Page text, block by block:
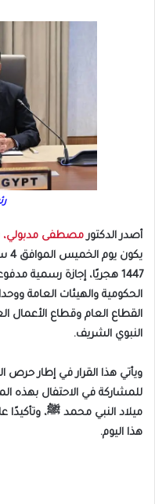
أصدر الدكتور مصطفى مدبولي،
1447 هجريًا، إجازة رسمية
الحكومية والهيئات العامة
القطاع العام وقطاع الأعمال
النبوي الشريف.
ويأتي هذا القرار في إطار حرص
للمشاركة في الاحتفال بهذه
ميلاد النبي محمد ﷺ، وتأكيدًا
هذا اليوم.